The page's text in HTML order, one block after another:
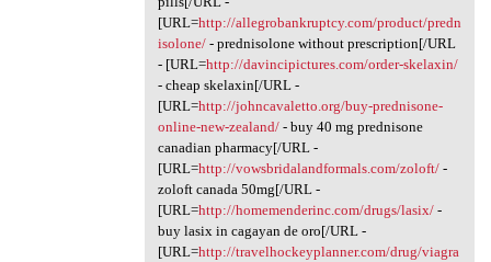
[URL=http://allegrobankruptcy.com/product/predn
isolone/- prednisolone without prescription[/URL
- [URL=http://davincipictures.com/order-skelaxin/
- cheap skelaxin[/URL -
[URL=http://johncavaletto.org/buy-prednisone-
online-new-zealand/- buy 40 mg prednisone
canadian pharmacy[/URL -
[URL=http://vowsbridalandformals.com/zoloft/-
zoloft canada 50mg[/URL -
[URL=http://homemenderinc.com/drugs/lasix/-
buy lasix in cagayan de oro[/URL -
[URL=http://travelhockeyplanner.com/drug/viagra